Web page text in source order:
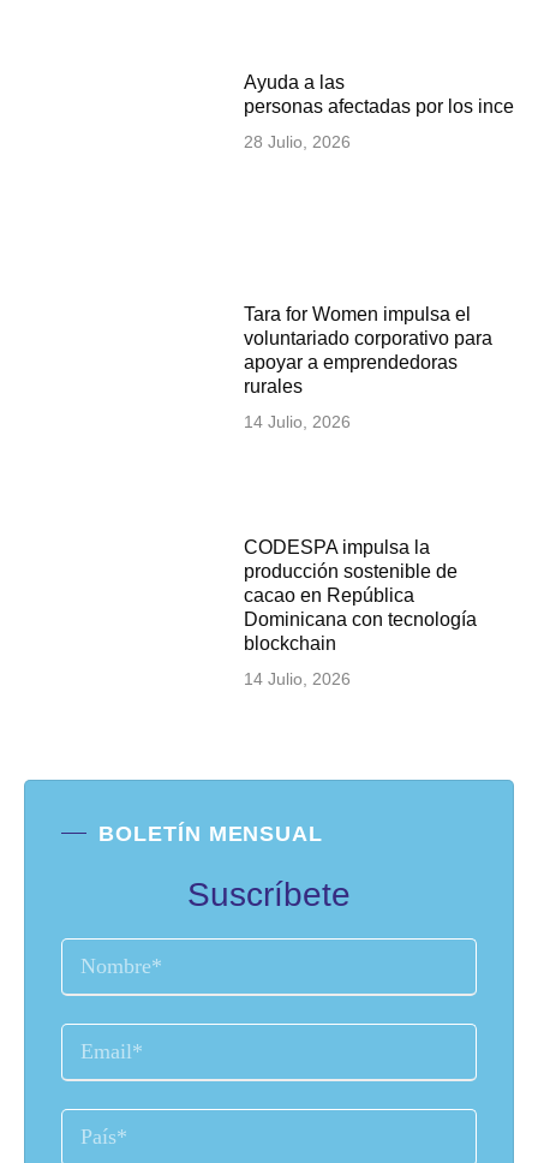
Ayuda a las
personas afectadas por los
28 Julio, 2026
Tara for Women impulsa el
voluntariado corporativo para
apoyar a emprendedoras
rurales
14 Julio, 2026
CODESPA impulsa la
producción sostenible de
cacao en República
Dominicana con tecnología
blockchain
14 Julio, 2026
BOLETÍN MENSUAL
Suscríbete